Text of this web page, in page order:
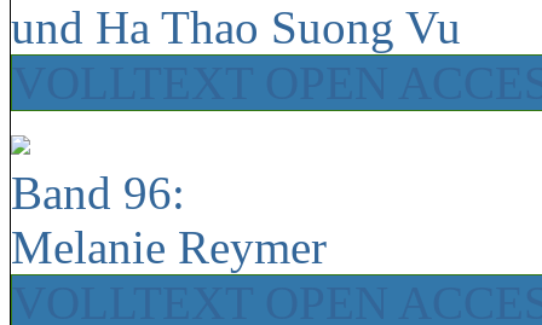
und Ha Thao Suong Vu
Band 96:
Melanie Reymer